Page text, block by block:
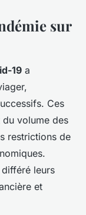
sur
19 a
Ces
du volume des
restrictions de
leurs
et